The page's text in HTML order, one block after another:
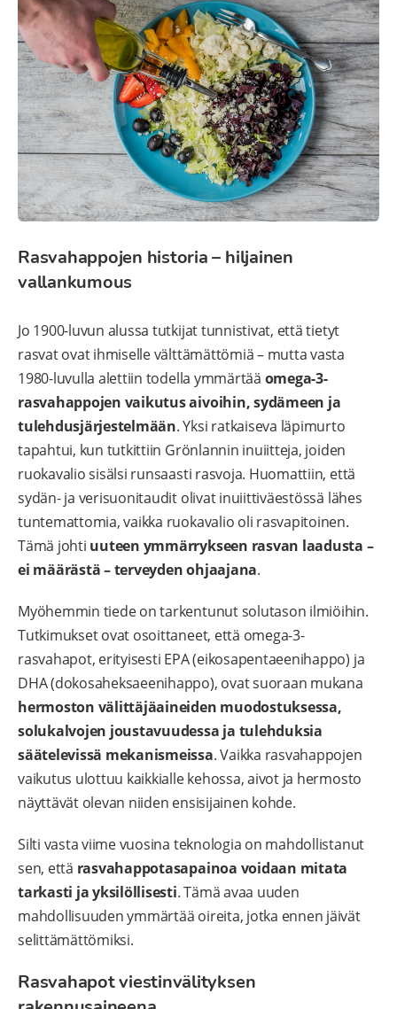
Rasvahappojen historia – hiljainen
vallankumous
Jo 1900-luvun alussa tutkijat tunnistivat, että tietyt
rasvat ovat ihmiselle välttämättömiä – mutta vasta
1980-luvulla alettiin todella ymmärtää omega-3-
rasvahappojen vaikutus aivoihin, sydämeen ja
tulehdusjärjestelmään. Yksi ratkaiseva läpimurto
tapahtui, kun tutkittiin Grönlannin inuiitteja, joiden
ruokavalio sisälsi runsaasti rasvoja. Huomattiin, että
sydän- ja verisuonitaudit olivat inuiittiväestössä lähes
tuntemattomia, vaikka ruokavalio oli rasvapitoinen.
Tämä johti uuteen ymmärrykseen rasvan laadusta –
ei määrästä – terveyden ohjaajana.
Myöhemmin tiede on tarkentunut solutason ilmiöihin.
Tutkimukset ovat osoittaneet, että omega-3-
rasvahapot, erityisesti EPA (eikosapentaeenihappo) ja
DHA (dokosaheksaeenihappo), ovat suoraan mukana
hermoston välittäjäaineiden muodostuksessa,
solukalvojen joustavuudessa ja tulehduksia
säätelevissä mekanismeissa. Vaikka rasvahappojen
vaikutus ulottuu kaikkialle kehossa, aivot ja hermosto
näyttävät olevan niiden ensisijainen kohde.
Silti vasta viime vuosina teknologia on mahdollistanut
sen, että rasvahappotasapainoa voidaan mitata
tarkasti ja yksilöllisesti. Tämä avaa uuden
mahdollisuuden ymmärtää oireita, jotka ennen jäivät
selittämättömiksi.
Rasvahapot viestinvälityksen